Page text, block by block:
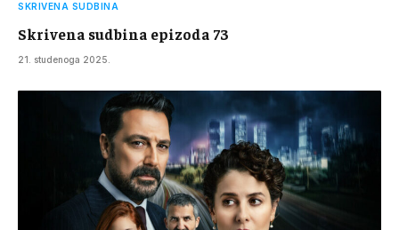
SKRIVENA SUDBINA
Skrivena sudbina epizoda 73
21. studenoga 2025.